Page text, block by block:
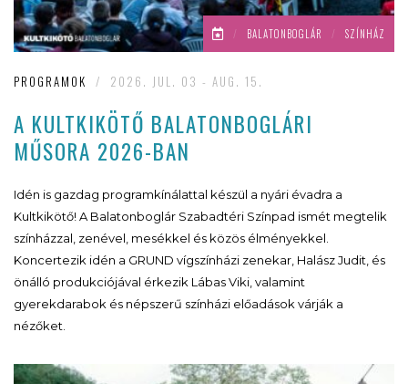
/ BALATONBOGLÁR / SZÍNHÁZ
PROGRAMOK / 2026. JUL. 03 - AUG. 15.
A KULTKIKÖTŐ BALATONBOGLÁRI
MŰSORA 2026-BAN
Idén is gazdag programkínálattal készül a nyári évadra a
Kultkikötő! A Balatonboglár Szabadtéri Színpad ismét megtelik
színházzal, zenével, mesékkel és közös élményekkel.
Koncertezik idén a GRUND vígszínházi zenekar, Halász Judit, és
önálló produkciójával érkezik Lábas Viki, valamint
gyerekdarabok és népszerű színházi előadások várják a
nézőket.